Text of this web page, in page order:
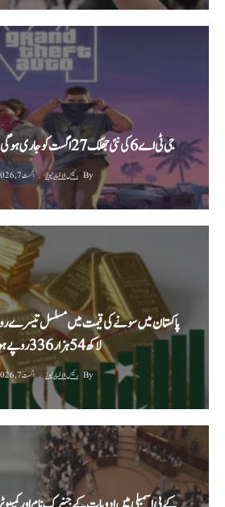
جی ٹی اے 6 کی نئی جھلک 27 اگست کو جاری ہوگی، راک اسٹار گیمز کا اعلان
By رئیس الاخبار نیوز اگست 7, 2026
لاکھ 54 ہزار 336 روپے ہوگیا
By رئیس الاخبار نیوز اگست 7, 2026